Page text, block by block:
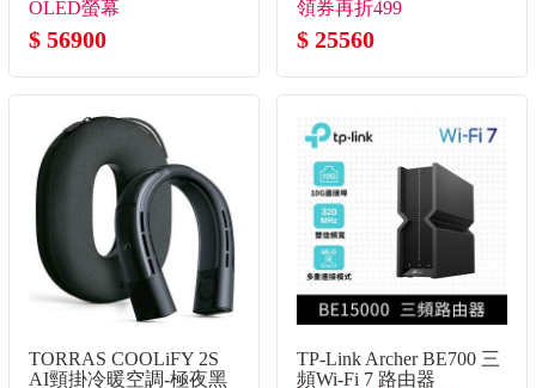
SSD/W11)
OLED螢幕
$ 56900
領券再折499
$ 25560
TORRAS COOLiFY 2S
AI頸掛冷暖空調-極夜黑
TP-Link Archer BE700 三
頻Wi-Fi 7 路由器